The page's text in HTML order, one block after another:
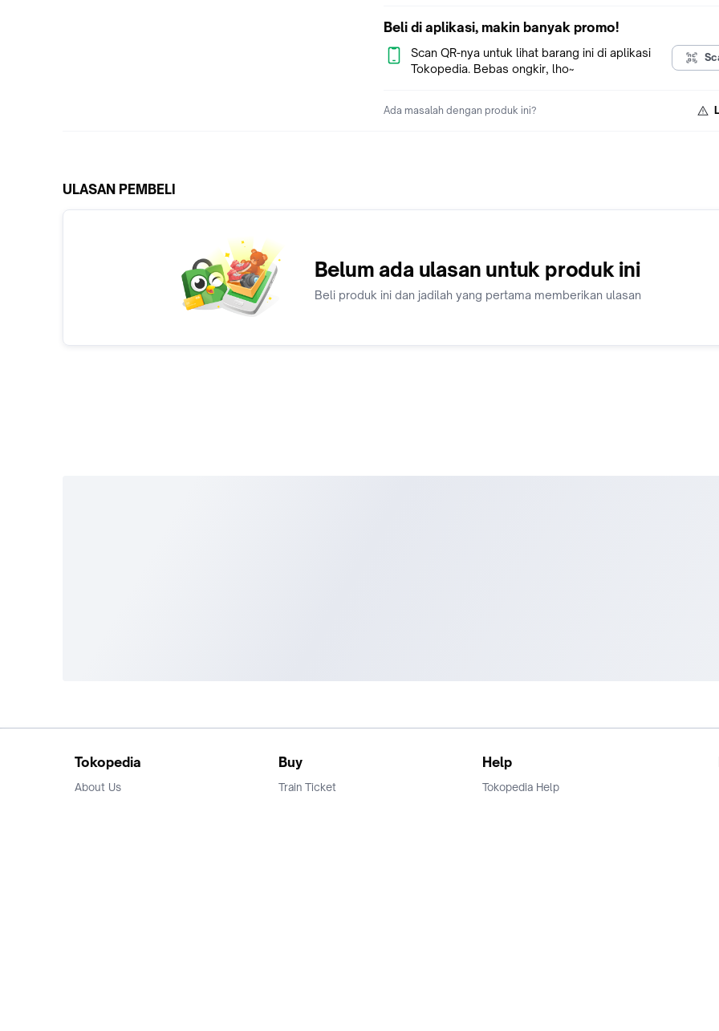
Beli di aplikasi, makin banyak promo!
Scan QR-nya untuk lihat barang ini di aplikasi
Tokopedia. Bebas ongkir, lho~
Ada masalah dengan produk ini?
ULASAN PEMBELI
Belum ada ulasan untuk produk ini
Beli produk ini dan jadilah yang pertama memberikan ulasan
Tokopedia
About Us
Buy
Train Ticket
Help
Tokopedia Help